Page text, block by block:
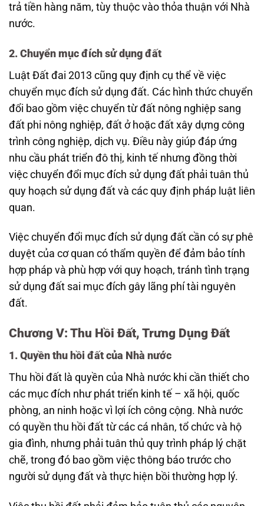
trả tiền hàng năm, tùy thuộc vào thỏa thuận với Nhà
nước.
2. Chuyển mục đích sử dụng đất
Luật Đất đai 2013 cũng quy định cụ thể về việc
chuyển mục đích sử dụng đất. Các hình thức chuyển
đổi bao gồm việc chuyển từ đất nông nghiệp sang
đất phi nông nghiệp, đất ở hoặc đất xây dựng công
trình công nghiệp, dịch vụ. Điều này giúp đáp ứng
nhu cầu phát triển đô thị, kinh tế nhưng đồng thời
việc chuyển đổi mục đích sử dụng đất phải tuân thủ
quy hoạch sử dụng đất và các quy định pháp luật liên
quan.
Việc chuyển đổi mục đích sử dụng đất cần có sự phê
duyệt của cơ quan có thẩm quyền để đảm bảo tính
hợp pháp và phù hợp với quy hoạch, tránh tình trạng
sử dụng đất sai mục đích gây lãng phí tài nguyên
đất.
Chương V: Thu Hồi Đất, Trưng Dụng Đất
1. Quyền thu hồi đất của Nhà nước
Thu hồi đất là quyền của Nhà nước khi cần thiết cho
các mục đích như phát triển kinh tế – xã hội, quốc
phòng, an ninh hoặc vì lợi ích công cộng. Nhà nước
có quyền thu hồi đất từ các cá nhân, tổ chức và hộ
gia đình, nhưng phải tuân thủ quy trình pháp lý chặt
chẽ, trong đó bao gồm việc thông báo trước cho
người sử dụng đất và thực hiện bồi thường hợp lý.